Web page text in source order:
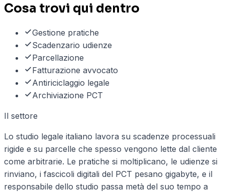
Cosa trovi qui dentro
Gestione pratiche
Scadenzario udienze
Parcellazione
Fatturazione avvocato
Antiriciclaggio legale
Archiviazione PCT
Il settore
Lo studio legale italiano lavora su scadenze processuali
rigide e su parcelle che spesso vengono lette dal cliente
come arbitrarie. Le pratiche si moltiplicano, le udienze si
rinviano, i fascicoli digitali del PCT pesano gigabyte, e il
responsabile dello studio passa metà del suo tempo a